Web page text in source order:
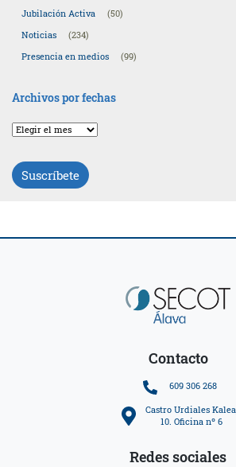
Jubilación Activa
(50)
Noticias
(234)
Presencia en medios
(99)
Archivos por fechas
Archivos
por
Suscríbete
Contacto
609 306 268
Castro Urdiales Kalea,
10. Oficina nº 6
Redes sociales